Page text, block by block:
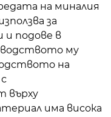
на миналия
за
и подове в
му
на
върху
има висока